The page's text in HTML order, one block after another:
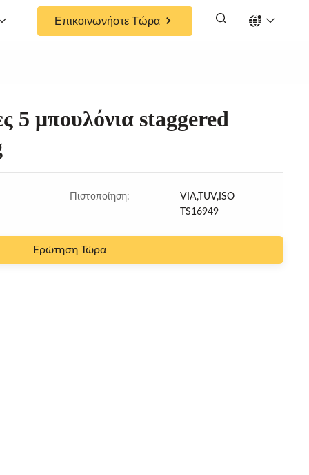
Επικοινωνήστε Τώρα
5 μπουλόνια staggered
Πιστοποίηση:
VIA,TUV,ISO
TS16949
Ερώτηση Τώρα